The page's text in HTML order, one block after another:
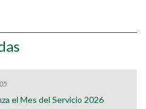
el Mes del Servicio 2026